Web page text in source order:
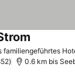
familiengeführtes
0.6 km bis